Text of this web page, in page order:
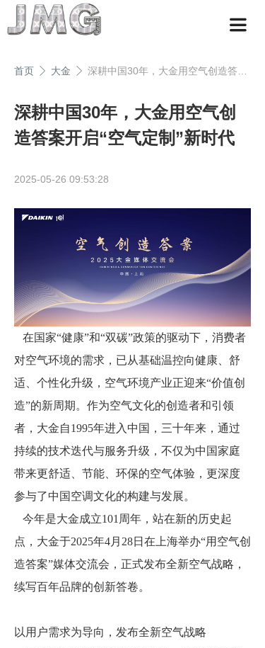
首页 大金
深耕中国30年，大金用空气创
造答案开启“空气定制”新时代
2025-05-26 09:53:28
在国家“健康”和“双碳”政策的驱动下，消费者
对空气环境的需求，已从基础温控向健康、舒
适、个性化升级，空气环境产业正迎来“价值创
造”的新周期。作为空气文化的创造者和引领
者，大金自1995年进入中国，三十年来，通过
持续的技术迭代与服务升级，不仅为中国家庭
带来更舒适、节能、环保的空气体验，更深度
参与了中国空调文化的构建与发展。
今年是大金成立101周年，站在新的历史起
点，大金于2025年4月28日在上海举办“用空气创
造答案”媒体交流会，正式发布全新空气战略，
续写百年品牌的创新答卷。
以用户需求为导向，发布全新空气战略